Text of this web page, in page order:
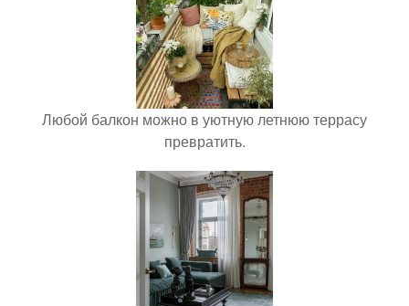
Любой балкон можно в уютную летнюю террасу
превратить.